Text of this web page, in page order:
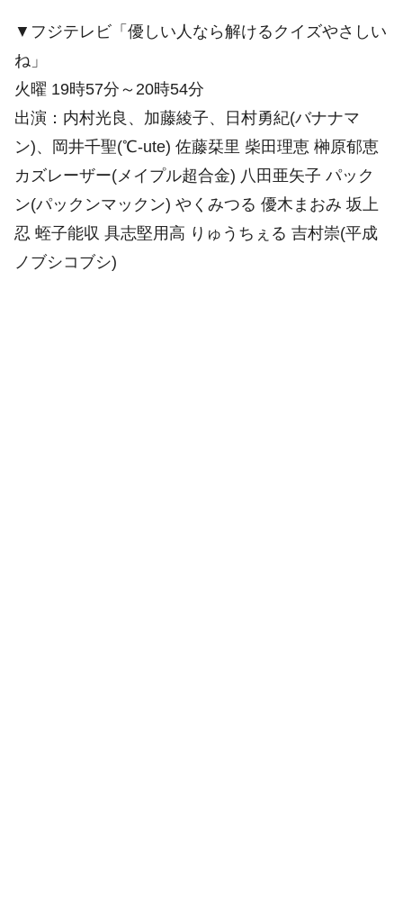
▼フジテレビ「優しい人なら解けるクイズやさしい
ね」
火曜 19時57分～20時54分
出演：内村光良、加藤綾子、日村勇紀(バナナマ
ン)、岡井千聖(℃-ute) 佐藤栞里 柴田理恵 榊原郁恵
カズレーザー(メイプル超合金) 八田亜矢子 パック
ン(パックンマックン) やくみつる 優木まおみ 坂上
忍 蛭子能収 具志堅用高 りゅうちぇる 吉村崇(平成
ノブシコブシ)